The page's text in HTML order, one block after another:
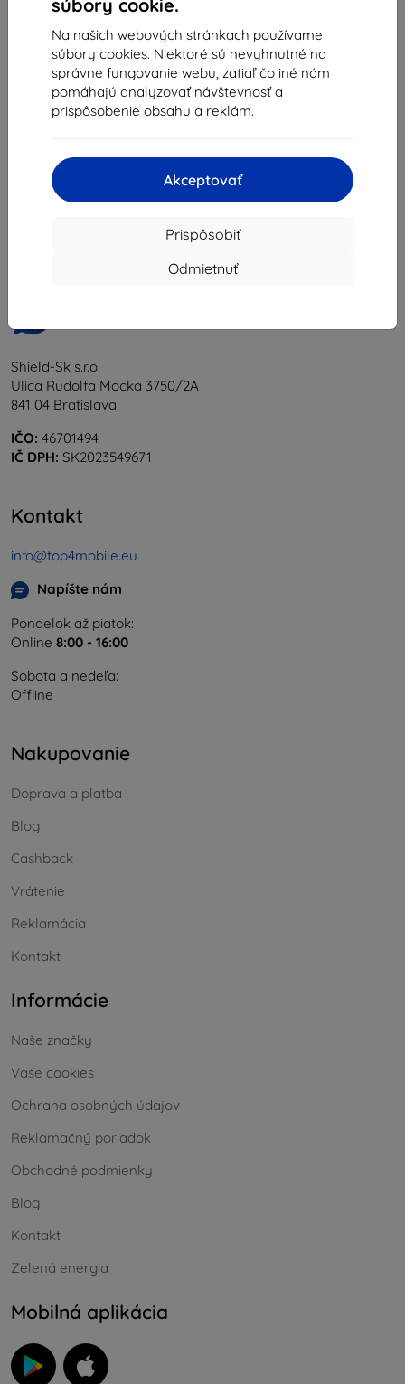
súbory cookie.
Na našich webových stránkach používame
súbory cookies. Niektoré sú nevyhnutné na
správne fungovanie webu, zatiaľ čo iné nám
pomáhajú analyzovať návštevnosť a
prispôsobenie obsahu a reklám.
Akceptovať
Prispôsobiť
Odmietnuť
Na sklade > 5 ks
z celkom
Shield-Sk s.r.o.
Ulica Rudolfa Mocka 3750/2A
841 04 Bratislava
IČO: 46701494
IČ DPH: SK2023549671
Kontakt
info@top4mobile.eu
Napíšte nám
Pondelok až piatok:
Online 8:00 - 16:00
Sobota a nedeľa:
Offline
Nakupovanie
Doprava a platba
Blog
Cashback
Vrátenie
Reklamácia
Kontakt
Informácie
Naše značky
Vaše cookies
Ochrana osobných údajov
Reklamačný poriadok
Obchodné podmienky
Blog
Kontakt
Zelená energia
Mobilná aplikácia